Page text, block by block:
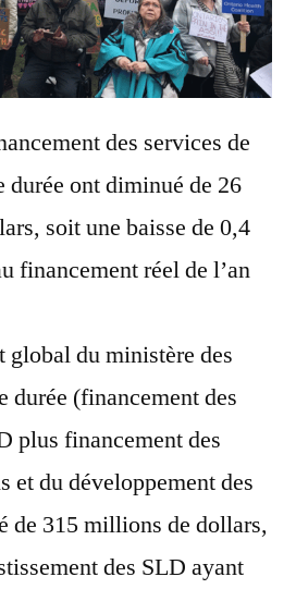
des services de
durée ont diminué de 26
soit une baisse de 0,4
financement réel de l’an
global du ministère des
durée (financement des
plus financement des
et du développement des
de 315 millions de dollars,
des SLD ayant